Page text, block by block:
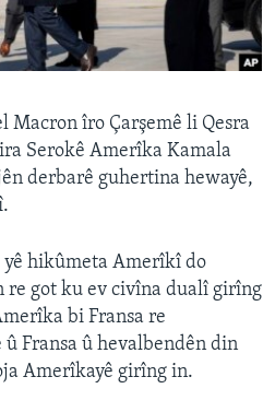
Macron îro Çarşemê li Qesra
Serokê Amerîka Kamala
derbarê guhertina hewayê,
hikûmeta Amerîkî do
re got ku ev civîna dualî girîng
bi Fransa re
Fransa û hevalbendên din
Amerîkayê girîng in.